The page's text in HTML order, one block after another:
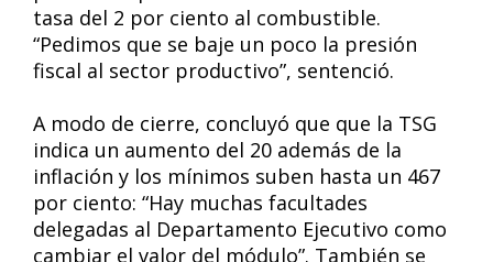
tasa del 2 por ciento al combustible.
“Pedimos que se baje un poco la presión
fiscal al sector productivo”, sentenció.
A modo de cierre, concluyó que que la TSG
indica un aumento del 20 además de la
inflación y los mínimos suben hasta un 467
por ciento: “Hay muchas facultades
delegadas al Departamento Ejecutivo como
cambiar el valor del módulo”. También se